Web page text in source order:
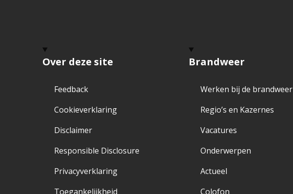
Over deze site
Feedback
Cookieverklaring
Disclaimer
Responsible Disclosure
Privacyverklaring
Toegankelijkheid
Brandweer
Werken bij de brandweer
Regio’s en Kazernes
Vacatures
Onderwerpen
Actueel
Colofon